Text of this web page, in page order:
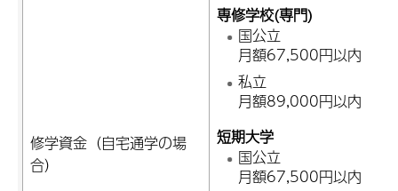
修学資金（自宅通学の場
合）
専修学校(専門)
国公立
月額67,500円以内
私立
月額89,000円以内
短期大学
国公立
月額67,500円以内